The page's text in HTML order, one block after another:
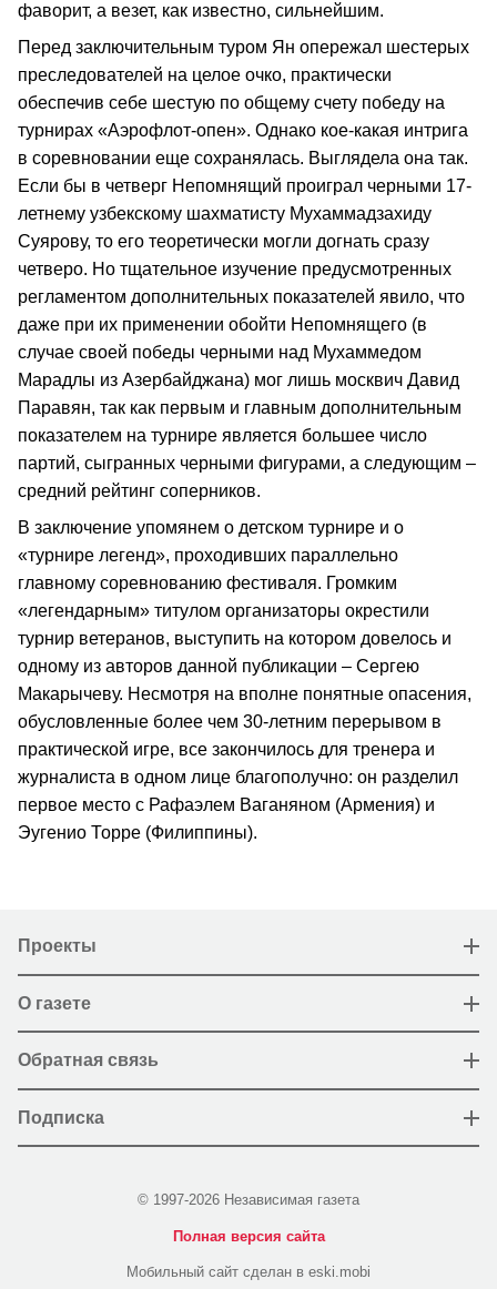
фаворит, а везет, как известно, сильнейшим.
Перед заключительным туром Ян опережал шестерых
преследователей на целое очко, практически
обеспечив себе шестую по общему счету победу на
турнирах «Аэрофлот-опен». Однако кое-какая интрига
в соревновании еще сохранялась. Выглядела она так.
Если бы в четверг Непомнящий проиграл черными 17-
летнему узбекскому шахматисту Мухаммадзахиду
Суярову, то его теоретически могли догнать сразу
четверо. Но тщательное изучение предусмотренных
регламентом дополнительных показателей явило, что
даже при их применении обойти Непомнящего (в
случае своей победы черными над Мухаммедом
Марадлы из Азербайджана) мог лишь москвич Давид
Паравян, так как первым и главным дополнительным
показателем на турнире является большее число
партий, сыгранных черными фигурами, а следующим –
средний рейтинг соперников.
В заключение упомянем о детском турнире и о
«турнире легенд», проходивших параллельно
главному соревнованию фестиваля. Громким
«легендарным» титулом организаторы окрестили
турнир ветеранов, выступить на котором довелось и
одному из авторов данной публикации – Сергею
Макарычеву. Несмотря на вполне понятные опасения,
обусловленные более чем 30-летним перерывом в
практической игре, все закончилось для тренера и
журналиста в одном лице благополучно: он разделил
первое место с Рафаэлем Ваганяном (Армения) и
Эугенио Торре (Филиппины).
Проекты
О газете
Обратная связь
Подписка
© 1997-2026 Независимая газета
Полная версия сайта
Мобильный сайт сделан в eski.mobi